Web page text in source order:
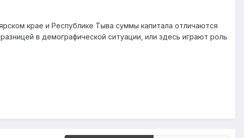
крае и Республике Тыва суммы капитала отличаются
в демографической ситуации, или здесь играют роль